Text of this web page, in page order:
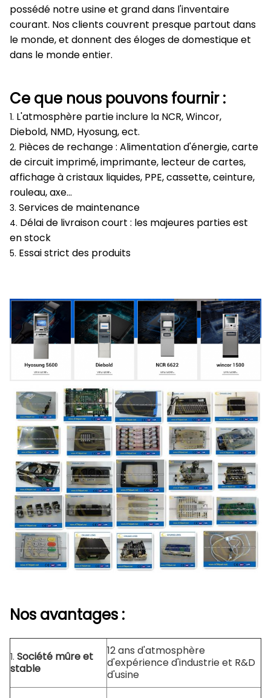
possédé notre usine et grand dans l'inventaire
courant. Nos clients couvrent presque partout dans
le monde, et donnent des éloges de domestique et
dans le monde entier.
Ce que nous pouvons fournir :
1. L'atmosphère partie inclure la NCR, Wincor,
Diebold, NMD, Hyosung, ect.
2. Pièces de rechange : Alimentation d'énergie, carte
de circuit imprimé, imprimante, lecteur de cartes,
affichage à cristaux liquides, PPE, cassette, ceinture,
rouleau, axe…
3. Services de maintenance
4. Délai de livraison court : les majeures parties est
en stock
5. Essai strict des produits
Nos avantages :
1. Société mûre et
stable
12 ans d'atmosphère
d'expérience d'industrie et R&D
d'usine